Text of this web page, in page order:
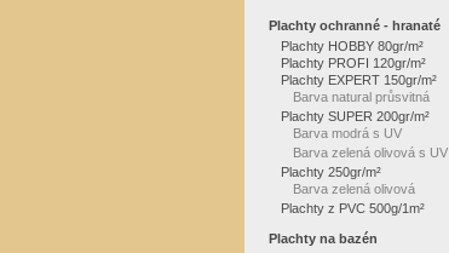
Plachty ochranné - hranaté
Plachty HOBBY 80gr/m²
Plachty PROFI 120gr/m²
Plachty EXPERT 150gr/m²
Barva natural průsvitná
Plachty SUPER 200gr/m²
Barva modrá s UV
Barva zelená olivová s UV
Plachty 250gr/m²
Barva zelená olivová
Plachty z PVC 500g/1m²
Plachty na bazén